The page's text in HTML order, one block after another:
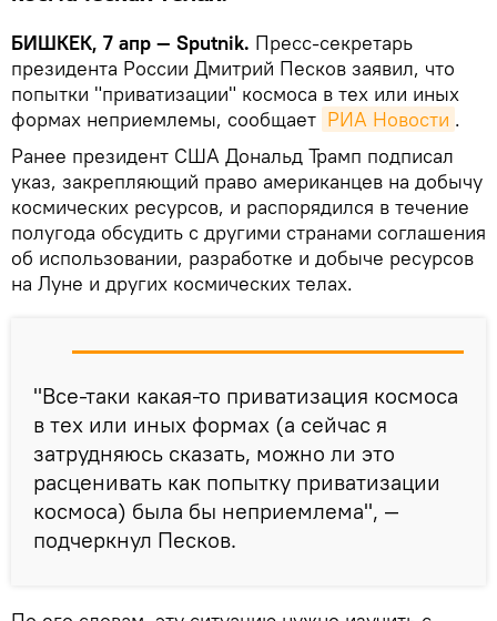
БИШКЕК, 7 апр — Sputnik. Пресс-секретарь
президента России Дмитрий Песков заявил, что
попытки "приватизации" космоса в тех или иных
формах неприемлемы, сообщает РИА Новости .
Ранее президент США Дональд Трамп подписал
указ, закрепляющий право американцев на добычу
космических ресурсов, и распорядился в течение
полугода обсудить с другими странами соглашения
об использовании, разработке и добыче ресурсов
на Луне и других космических телах.
"Все-таки какая-то приватизация космоса
в тех или иных формах (а сейчас я
затрудняюсь сказать, можно ли это
расценивать как попытку приватизации
космоса) была бы неприемлема", —
подчеркнул Песков.